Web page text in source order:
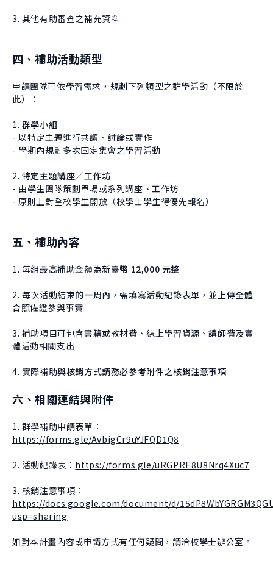
3. 其他有助審查之補充資料
四、補助活動類型
申請團隊可依學習需求，規劃下列類型之群學活動（不限於
此）：
1. 群學小組
- 以特定主題進行共讀、討論或實作
- 學期內規劃多次固定集會之學習活動
2. 特定主題講座／工作坊
- 由學生團隊策劃單場或系列講座、工作坊
- 原則上對全校學生開放（校學士學生得優先報名）
五、補助內容
1. 每組最高補助金額為新臺幣 12,000 元整
2. 每次活動結束的一周內 ，需填寫活動紀錄表單 ，並上傳全體
合照佐證參與事實
3. 補助項目可包含書籍或教材費、線上學習資源、講師費及實
體活動相關支出
4. 實際補助與核銷方式請務必參考附件之核銷注意事項
六、相關連結與附件
1. 群學補助申請表單：
https://forms.gle/AvbigCr9uYJFQD1Q8
2. 活動紀錄表： https://forms.gle/uRGPRE8U8Nrq4Xuc7
3. 核銷注意事項：
https://docs.google.com/document/d/
usp=sharing
如對本計畫內容或申請方式有任何疑問，請洽校學士辦公室。